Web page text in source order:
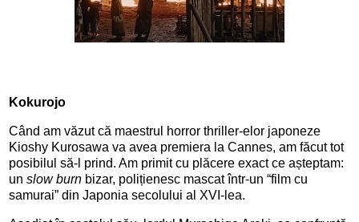
Kokurojo
Când am văzut că maestrul horror thriller-elor japoneze
Kioshy Kurosawa va avea premiera la Cannes, am făcut tot
posibilul să-l prind. Am primit cu plăcere exact ce așteptam:
un slow burn bizar, polițienesc mascat într-un “film cu
samurai” din Japonia secolului al XVI-lea.